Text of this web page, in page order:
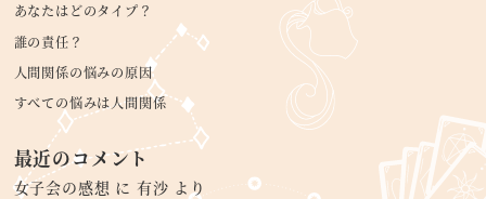
あなたはどのタイプ？
誰の責任？
人間関係の悩みの原因
すべての悩みは人間関係
最近のコメント
女子会の感想 に 有沙 より